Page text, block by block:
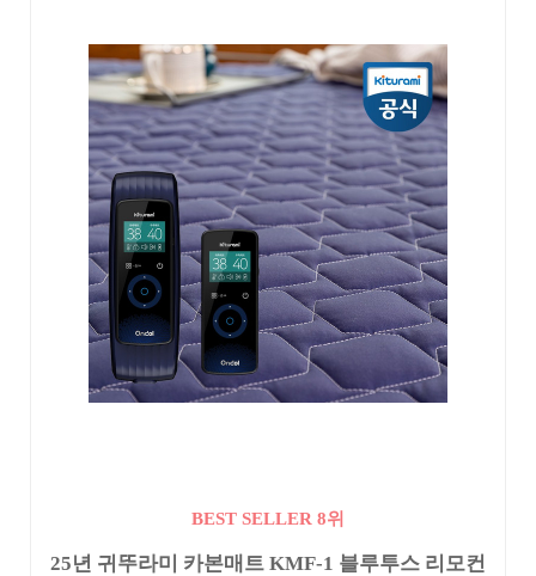
BEST SELLER 8위
25년 귀뚜라미 카본매트 KMF-1 블루투스 리모컨